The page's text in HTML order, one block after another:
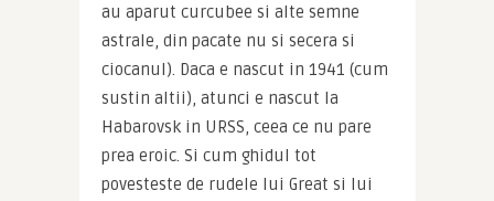
au aparut curcubee si alte semne
astrale, din pacate nu si secera si
ciocanul). Daca e nascut in 1941 (cum
sustin altii), atunci e nascut la
Habarovsk in URSS, ceea ce nu pare
prea eroic. Si cum ghidul tot
povesteste de rudele lui Great si lui